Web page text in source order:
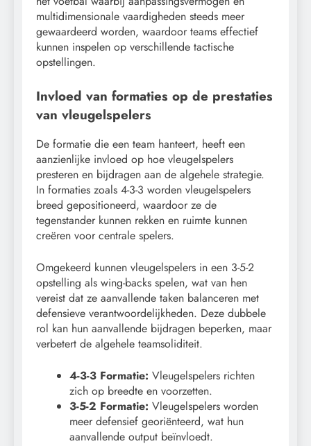
multidimensionale vaardigheden steeds meer
gewaardeerd worden, waardoor teams effectief
kunnen inspelen op verschillende tactische
opstellingen.
Invloed van formaties op de prestaties
van vleugelspelers
De formatie die een team hanteert, heeft een
aanzienlijke invloed op hoe vleugelspelers
presteren en bijdragen aan de algehele strategie.
In formaties zoals 4-3-3 worden vleugelspelers
breed gepositioneerd, waardoor ze de
tegenstander kunnen rekken en ruimte kunnen
creëren voor centrale spelers.
Omgekeerd kunnen vleugelspelers in een 3-5-2
opstelling als wing-backs spelen, wat van hen
vereist dat ze aanvallende taken balanceren met
defensieve verantwoordelijkheden. Deze dubbele
rol kan hun aanvallende bijdragen beperken, maar
verbetert de algehele teamsoliditeit.
4-3-3 Formatie: Vleugelspelers richten
zich op breedte en voorzetten.
3-5-2 Formatie: Vleugelspelers worden
meer defensief georiënteerd, wat hun
aanvallende output beïnvloedt.